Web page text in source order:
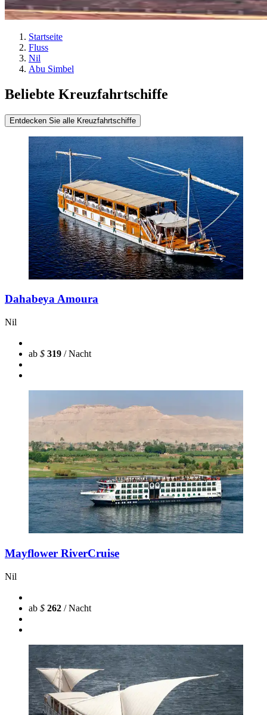
Startseite
Fluss
Nil
Abu Simbel
Beliebte Kreuzfahrtschiffe
Entdecken Sie alle Kreuzfahrtschiffe
Dahabeya Amoura
Nil
ab $ 319 / Nacht
Mayflower RiverCruise
Nil
ab $ 262 / Nacht